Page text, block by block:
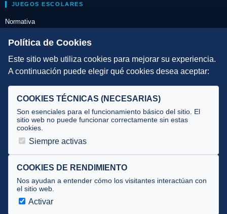
JUEGOS ESCOLARES
Normativa
Escuelas de Triatlón
DIRECCIÓN TÉCNICA
Selecciones
Tecnificación
JUECES Y OFICIALES
Documentos
Cursos
Circulares oficiales
Política de Cookies
Este sitio web utiliza cookies para mejorar su experiencia.
A continuación puede elegir qué cookies desea aceptar:
COOKIES TÉCNICAS (NECESARIAS)
Son esenciales para el funcionamiento básico del sitio. El
sitio web no puede funcionar correctamente sin estas
cookies.
Siempre activas
COOKIES DE RENDIMIENTO
Nos ayudan a entender cómo los visitantes interactúan con
el sitio web.
Activar